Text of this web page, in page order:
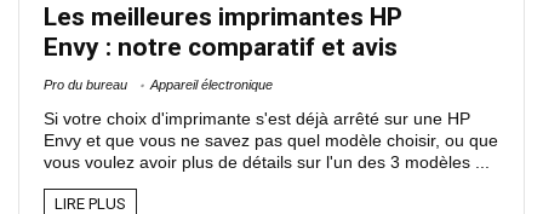
Les meilleures imprimantes HP
Envy : notre comparatif et avis
Pro du bureau Appareil électronique
Si votre choix d'imprimante s'est déjà arrêté sur une HP
Envy et que vous ne savez pas quel modèle choisir, ou que
vous voulez avoir plus de détails sur l'un des 3 modèles ...
LIRE PLUS